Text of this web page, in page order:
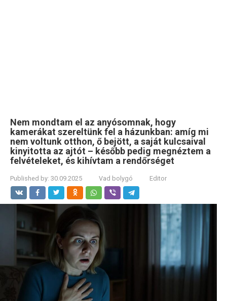
Nem mondtam el az anyósomnak, hogy
kamerákat szereltünk fel a házunkban: amíg mi
nem voltunk otthon, ő bejött, a saját kulcsaival
kinyitotta az ajtót – később pedig megnéztem a
felvételeket, és kihívtam a rendőrséget
Published by: 30.09.2025 Vad bolygó Editor